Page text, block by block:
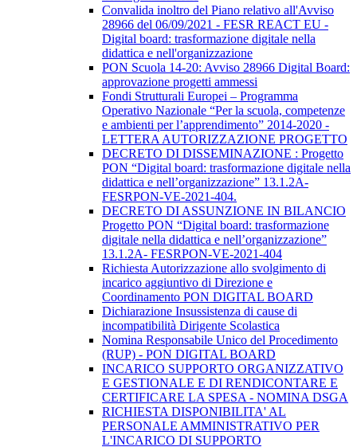
Convalida inoltro del Piano relativo all'Avviso
28966 del 06/09/2021 - FESR REACT EU -
Digital board: trasformazione digitale nella
didattica e nell'organizzazione
PON Scuola 14-20: Avviso 28966 Digital Board:
approvazione progetti ammessi
Fondi Strutturali Europei – Programma
Operativo Nazionale “Per la scuola, competenze
e ambienti per l’apprendimento” 2014-2020 -
LETTERA AUTORIZZAZIONE PROGETTO
DECRETO DI DISSEMINAZIONE : Progetto
PON “Digital board: trasformazione digitale nella
didattica e nell’organizzazione” 13.1.2A-
FESRPON-VE-2021-404.
DECRETO DI ASSUNZIONE IN BILANCIO
Progetto PON “Digital board: trasformazione
digitale nella didattica e nell’organizzazione”
13.1.2A- FESRPON-VE-2021-404
Richiesta Autorizzazione allo svolgimento di
incarico aggiuntivo di Direzione e
Coordinamento PON DIGITAL BOARD
Dichiarazione Insussistenza di cause di
incompatibilità Dirigente Scolastica
Nomina Responsabile Unico del Procedimento
(RUP) - PON DIGITAL BOARD
INCARICO SUPPORTO ORGANIZZATIVO
E GESTIONALE E DI RENDICONTARE E
CERTIFICARE LA SPESA - NOMINA DSGA
RICHIESTA DISPONIBILITA' AL
PERSONALE AMMINISTRATIVO PER
L'INCARICO DI SUPPORTO